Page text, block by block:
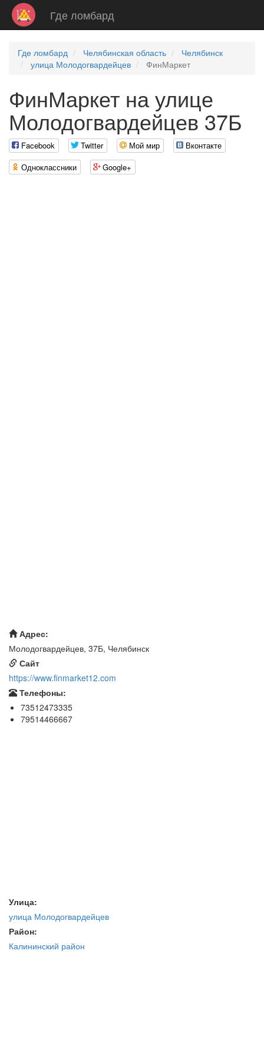
Где ломбард
Где ломбард Челябинская область
Челябинск
улица Молодогвардейцев
ФинМаркет
ФинМаркет на улице
Молодогвардейцев 37Б
Facebook Twitter Мой мир
Вконтакте
Одноклассники
Google+
Адрес:
Молодогвардейцев, 37Б, Челябинск
Сайт
https://www.finmarket12.com
Телефоны:
73512473335
79514466667
Улица:
улица Молодогвардейцев
Район:
Калининский район